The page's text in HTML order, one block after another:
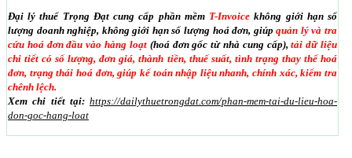
Đại lý thuế Trọng Đạt cung cấp phần mềm T-Invoice không giới hạn số
lượng doanh nghiệp, không giới hạn số lượng hoá đơn, giúpquản lý và tra
cứu hoá đơn đầu vào hàng loạt(hoá đơn gốc từ nhà cung cấp),tải dữ liệu
chi tiết có số lượng, đơn giá, thành tiền, thuế suất, tình trạng thay thế hoá
đơn, trạng thái hoá đơn, giúp kế toán nhập liệu nhanh, chính xác, kiểm tra
chênh lệch.
Xem chi tiết tại: https://dailythuetrongdat.com/phan-mem-tai-du-lieu-hoa-
don-goc-hang-loat